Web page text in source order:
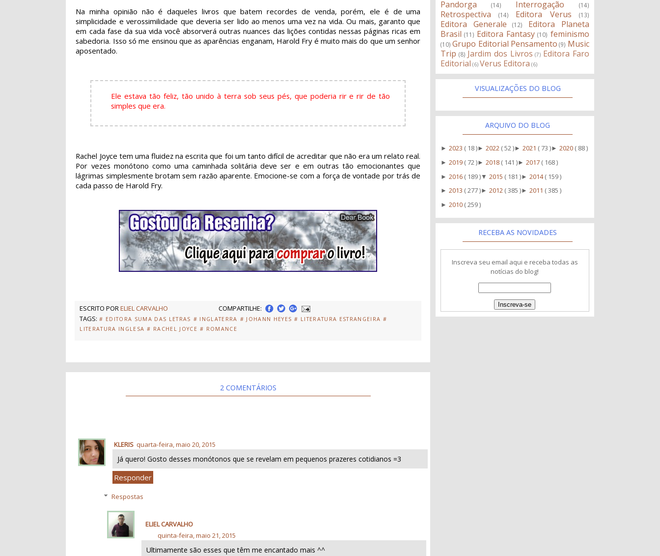
Na minha opinião não é daqueles livros que batem recordes de venda, porém, ele é de uma
simplicidade e verossimilidade que deveria ser lido ao menos uma vez na vida. Ou mais, garanto que
em cada fase da sua vida você absorverá outras nuances das lições contidas nessas páginas ricas em
sabedoria. Isso só me ensinou que as aparências enganam, Harold Fry é muito mais do que um senhor
aposentado.
Ele estava tão feliz, tão unido à terra sob seus pés, que poderia rir e rir de tão
simples que era.
Rachel Joyce tem uma fluidez na escrita que foi um tanto difícil de acreditar que não era um relato real.
Por vezes monótono como uma caminhada solitária deve ser e em outras tão emocionantes que
lágrimas simplesmente brotam sem razão aparente. Emocione-se com a força de vontade por trás de
cada passo de Harold Fry.
ESCRITO PORELIEL CARVALHO
COMPARTILHE:
TAGS: # EDITORA SUMA DAS LETRAS # INGLATERRA # JOHANN HEYES # LITERATURA ESTRANGEIRA #
LITERATURA INGLESA # RACHEL JOYCE # ROMANCE
2 COMENTÁRIOS
KLERIS quarta-feira, maio 20, 2015
Já quero! Gosto desses monótonos que se revelam em pequenos prazeres cotidianos =3
Responder
Respostas
ELIEL CARVALHO
quinta-feira, maio 21, 2015
Ultimamente são esses que têm me encantado mais ^^
Pandorga
(14) Interrogação (14)
Retrospectiva (14) Editora Verus (13)
Editora Generale (12)
Editora Planeta
Brasil (11) Editora Fantasy (10) feminismo
(10) Grupo Editorial Pensamento (9) Music
Trip (8) Jardim dos Livros (7) Editora Faro
Editorial (6) Verus Editora (6)
VISUALIZAÇÕES DO BLOG
ARQUIVO DO BLOG
►2023 ( 18 )►2022 ( 52 )►2021 ( 73 )►2020 ( 88 )
►2019 ( 72 )►2018 ( 141 )►2017 ( 168 )
►2016 ( 189 ) ▼2015 ( 181 )►2014( 159 )
►2013 ( 277 )►2012 ( 385 )►2011 ( 385 )
►2010 ( 259 )
RECEBA AS NOVIDADES
Inscreva seu email aqui e receba todas as
notícias do blog!